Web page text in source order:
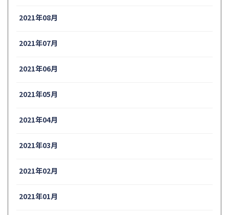
2021年08月
2021年07月
2021年06月
2021年05月
2021年04月
2021年03月
2021年02月
2021年01月